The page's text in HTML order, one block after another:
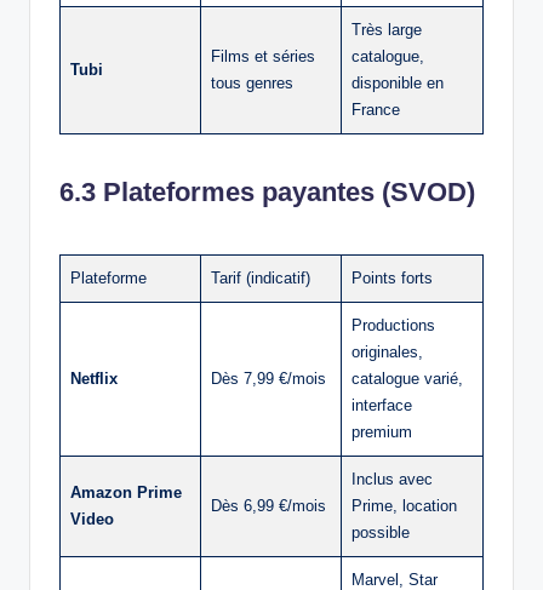
Tubi
Films et séries
tous genres
Très large
catalogue,
disponible en
France
6.3 Plateformes payantes (SVOD)
Plateforme Tarif (indicatif) Points forts
Netflix Dès 7,99 €/mois
Productions
originales,
catalogue varié,
interface
premium
Amazon Prime
Video
Dès 6,99 €/mois
Inclus avec
Prime, location
possible
Marvel, Star